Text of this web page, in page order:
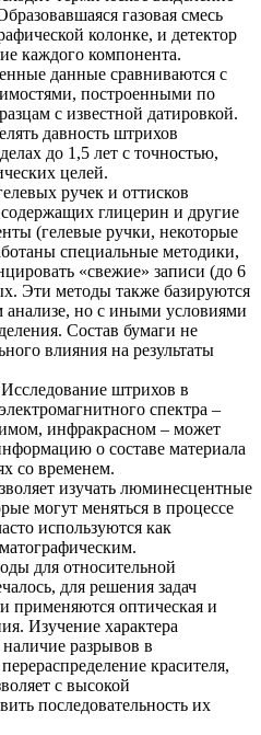
газовая смесь
колонке, и детектор
каждого компонента.
данные сравниваются с
построенными по
с известной датировкой.
давность штрихов
до 1,5 лет с точностью,
целей.
ручек и оттисков
глицерин и другие
(гелевые ручки, некоторые
специальные методики,
«свежие» записи (до 6
Эти методы также базируются
анализе, но с иными условиями
Состав бумаги не
влияния на результаты
штрихов в
спектра –
инфракрасном – может
о составе материала
со временем.
изучать люминесцентные
могут меняться в процессе
используются как
для относительной
для решения задач
применяются оптическая и
Изучение характера
разрывов в
красителя,
с высокой
последовательность их